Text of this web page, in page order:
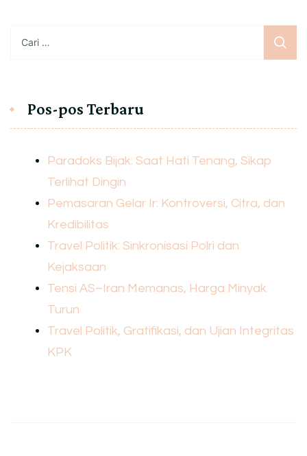
untuk:
Pos-pos Terbaru
Paradoks Bijak: Saat Hati Tenang, Sikap
Terlihat Dingin
Pemasaran Gelar Ir: Kontroversi, Citra, dan
Kredibilitas
Travel Politik: Sinkronisasi Polri dan
Kejaksaan
Tensi AS–Iran Memanas, Harga Minyak
Turun
Travel Politik, Gratifikasi, dan Ujian Integritas
KPK